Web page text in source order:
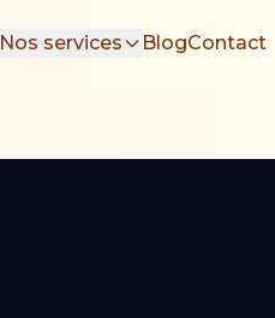
Nos services BlogContact